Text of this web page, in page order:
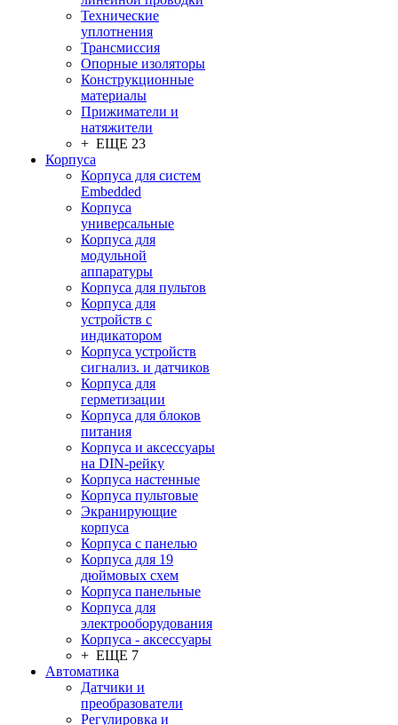
Технические
уплотнения
Трансмиссия
Опорные изоляторы
Конструкционные
материалы
Прижиматели и
натяжители
+ ЕЩЕ 23
Корпуса
Корпуса для систем
Embedded
Корпуса
универсальные
Корпуса для
модульной
аппаратуры
Корпуса для пультов
Корпуса для
устройств с
индикатором
Корпуса устройств
сигнализ. и датчиков
Корпуса для
герметизации
Корпуса для блоков
питания
Корпуса и аксессуары
на DIN-рейку
Корпуса настенные
Корпуса пультовые
Экранирующие
корпуса
Корпуса с панелью
Корпуса для 19
дюймовых схем
Корпуса панельные
Корпуса для
электрооборудования
Корпуса - аксессуары
+ ЕЩЕ 7
Автоматика
Датчики и
преобразователи
Регулировка и